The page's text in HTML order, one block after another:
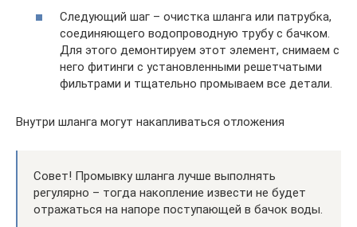
Следующий шаг – очистка шланга или патрубка,
соединяющего водопроводную трубу с бачком.
Для этого демонтируем этот элемент, снимаем с
него фитинги с установленными решетчатыми
фильтрами и тщательно промываем все детали.
Внутри шланга могут накапливаться отложения
Совет! Промывку шланга лучше выполнять
регулярно – тогда накопление извести не будет
отражаться на напоре поступающей в бачок воды.